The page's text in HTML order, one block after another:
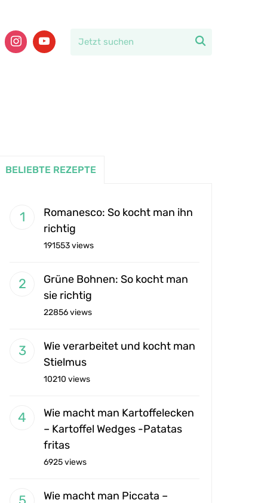

BELIEBTE REZEPTE
Romanesco: So kocht man ihn
richtig
191553 views
Grüne Bohnen: So kocht man
sie richtig
22856 views
Wie verarbeitet und kocht man
Stielmus
10210 views
Wie macht man Kartoffelecken
– Kartoffel Wedges -Patatas
fritas
6925 views
Wie macht man Piccata –